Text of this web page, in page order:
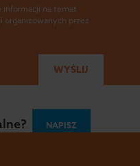
informacji na temat
organizowanych przez
2026
NAPISZ